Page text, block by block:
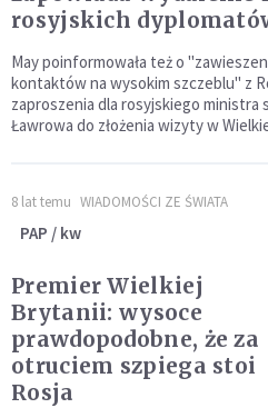
rosyjskich
May poinformowała też o
kontaktów na wysokim szczeblu" z
zaproszenia dla rosyjskiego ministra
Ławrowa do złożenia wizyty w
8 lat temu WIADOMOŚCI ZE ŚWIATA
PAP / kw
Premier Wielkiej
Brytanii: wysoce
prawdopodobne, że za
otruciem szpiega stoi
Rosja